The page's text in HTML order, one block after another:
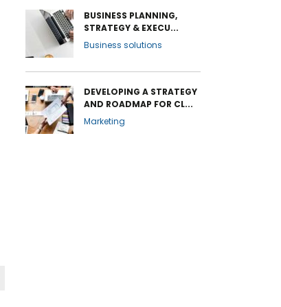
BUSINESS PLANNING,
STRATEGY & EXECU...
Business solutions
DEVELOPING A STRATEGY
AND ROADMAP FOR CL...
Marketing